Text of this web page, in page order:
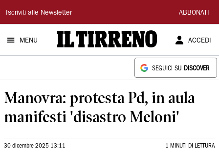
Il
Tirreno
Iscriviti alle Newsletter ABBONATI
MENU ACCEDI
SEGUICI SU DISCOVER
Manovra: protesta Pd, in aula
manifesti 'disastro Meloni'
30 dicembre 2025 13:11 1 MINUTI DI LETTURA